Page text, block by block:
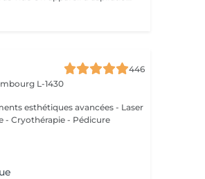
446
L-1430
esthétiques avancées - Laser
- Pédicure